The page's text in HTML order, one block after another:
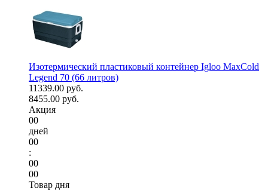
Изотермический пластиковый контейнер Igloo MaxCold
Legend 70 (66 литров)
11339.00 руб.
8455.00 руб.
Акция
00
дней
00
:
00
00
Товар дня